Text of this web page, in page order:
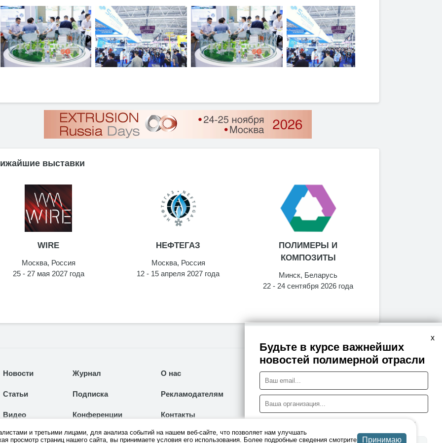
выставки
WIRE
Москва, Россия
25 - 27 мая 2027 года
НЕФТЕГАЗ
Москва, Россия
12 - 15 апреля 2027 года
ПОЛИМЕРЫ И
КОМПОЗИТЫ
Минск, Беларусь
22 - 24 сентября 2026 года
x
Будьте в курсе важнейших
новостей полимерной отрасли
Я даю согласие на обработку персональных данных
Новости
Статьи
Видео
Каталог
Журнал
Подписка
Конференции
Выставки
О нас
Рекламодателям
Контакты
Правовая информация
Политика конфиденциальности
и третьими лицами, для анализа событий на нашем веб-сайте, что позволяет нам улучшать
просмотр страниц нашего сайта, вы принимаете условия его использования. Более подробные сведения смотрите
Принимаю